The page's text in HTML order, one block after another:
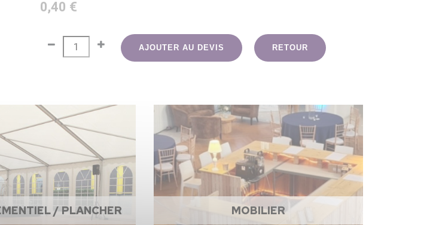
0,40 €
AJOUTER AU DEVIS RETOUR
/ PLANCHER MOBILIER